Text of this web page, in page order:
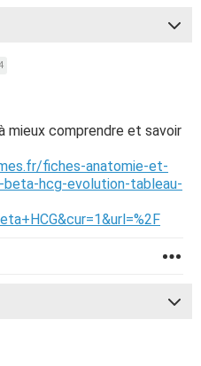
mieux comprendre et savoir
fiches-anatomie-et-
hcg-evolution-tableau-